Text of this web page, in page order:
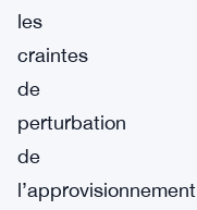
les
craintes
de
perturbation
de
l’approvisionnement